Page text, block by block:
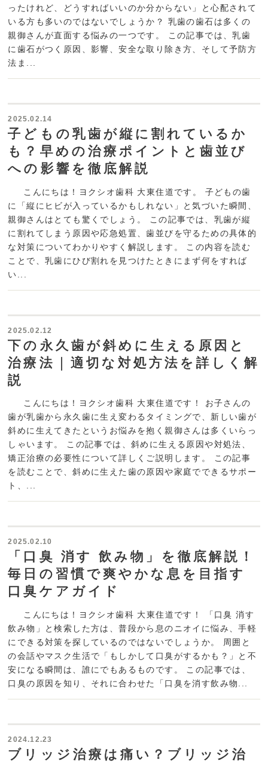
ったけれど、どうすればいいのか分からない」と心配されて
いる方も多いのではないでしょうか？ 乳歯の歯石は多くの
親御さんが直面する悩みの一つです。 この記事では、乳歯
に歯石がつく原因、影響、安全な取り除き方、そして予防方
法ま...
2025.02.14
子どもの乳歯が縦に割れているか
も？早めの治療ポイントと歯並び
への影響を徹底解説
こんにちは！ヨクシオ歯科 大東住道です。 子どもの歯
に「縦にヒビが入っているかもしれない」と気づいた瞬間、
親御さんはとても驚くでしょう。 この記事では、乳歯が縦
に割れてしまう原因や応急処置、歯並びを守るための具体的
な対策についてわかりやすく解説します。 この内容を読む
ことで、乳歯にひび割れを見つけたときにまず何をすれば
い...
2025.02.12
下の永久歯が斜めに生える原因と
治療法｜適切な対処方法を詳しく解
説
こんにちは！ヨクシオ歯科 大東住道です！ お子さんの
歯が乳歯から永久歯に生え変わるタイミングで、新しい歯が
斜めに生えてきたというお悩みを抱く親御さんは多くいらっ
しゃいます。 この記事では、斜めに生える原因や対処法、
矯正治療の必要性について詳しくご説明します。 この記事
を読むことで、斜めに生えた歯の原因や家庭でできるサポー
ト、...
2025.02.10
「口臭 消す 飲み物」を徹底解説！
毎日の習慣で爽やかな息を目指す
口臭ケアガイド
こんにちは！ヨクシオ歯科 大東住道です！ 「口臭 消す
飲み物」と検索した方は、普段から息のニオイに悩み、手軽
にできる対策を探しているのではないでしょうか。 周囲と
の会話やマスク生活で「もしかして口臭がするかも？」と不
安になる瞬間は、誰にでもあるものです。 この記事では、
口臭の原因を知り、それに合わせた「口臭を消す飲み物...
2024.12.23
ブリッジ治療は痛い？ブリッジ治